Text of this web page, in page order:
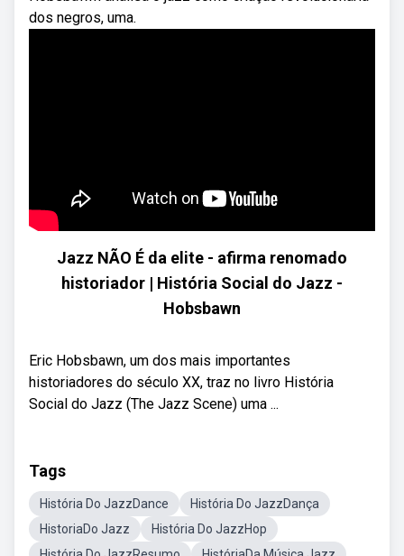
dos negros, uma.
Jazz NÃO É da elite - afirma renomado
historiador | História Social do Jazz -
Hobsbawn
Eric Hobsbawn, um dos mais importantes
historiadores do século XX, traz no livro História
Social do Jazz (The Jazz Scene) uma ...
Tags
História Do JazzDance
História Do JazzDança
HistoriaDo Jazz
História Do JazzHop